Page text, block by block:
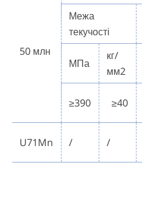
50 млн
Межа
текучості
МПа
кг/
мм2
≥390 ≥40
U71Mn / /